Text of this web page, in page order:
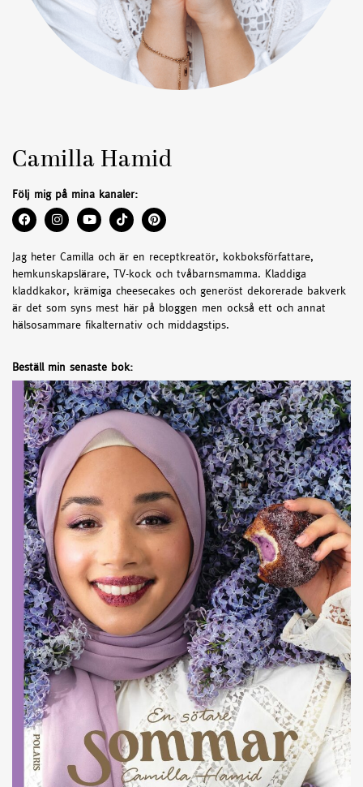
Camilla Hamid
Följ mig på mina kanaler:
Jag heter Camilla och är en receptkreatör, kokboksförfattare,
hemkunskapslärare, TV-kock och tvåbarnsmamma. Kladdiga
kladdkakor, krämiga cheesecakes och generöst dekorerade bakverk
är det som syns mest här på bloggen men också ett och annat
hälsosammare fikalternativ och middagstips.
Beställ min senaste bok: